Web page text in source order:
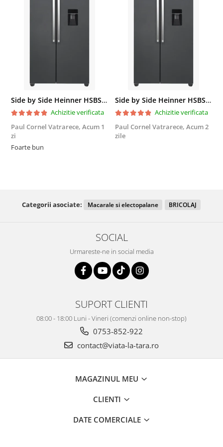
Side by Side Heinner HSBS-HM439NFINVDGWDE++, Total No Frost, Compresor Inverter, Dozator Apa, Display Touch LED, 439 L, Clasa E, Gri Antracit Texturat
Achizitie verificata
Paul Cornel Vatrarece, Acum 1
zi
Foarte bun
Side by Side Heinner HSBS-HM439NFINVDGWDE++, Total No Frost, Compresor Inverter, Dozator Apa, Display Touch LED, 439 L, Clasa E, Gri Antracit Texturat
Achizitie verificata
Paul Cornel Vatrarece, Acum 2
zile
Categorii asociate: Macarale si electopalane BRICOLAJ
SOCIAL
Urmareste-ne in social media
SUPORT CLIENTI
08:00 - 18:00 Luni - Vineri (comenzi online non-stop)
0753-852-922
contact@viata-la-tara.ro
MAGAZINUL MEU
CLIENTI
DATE COMERCIALE